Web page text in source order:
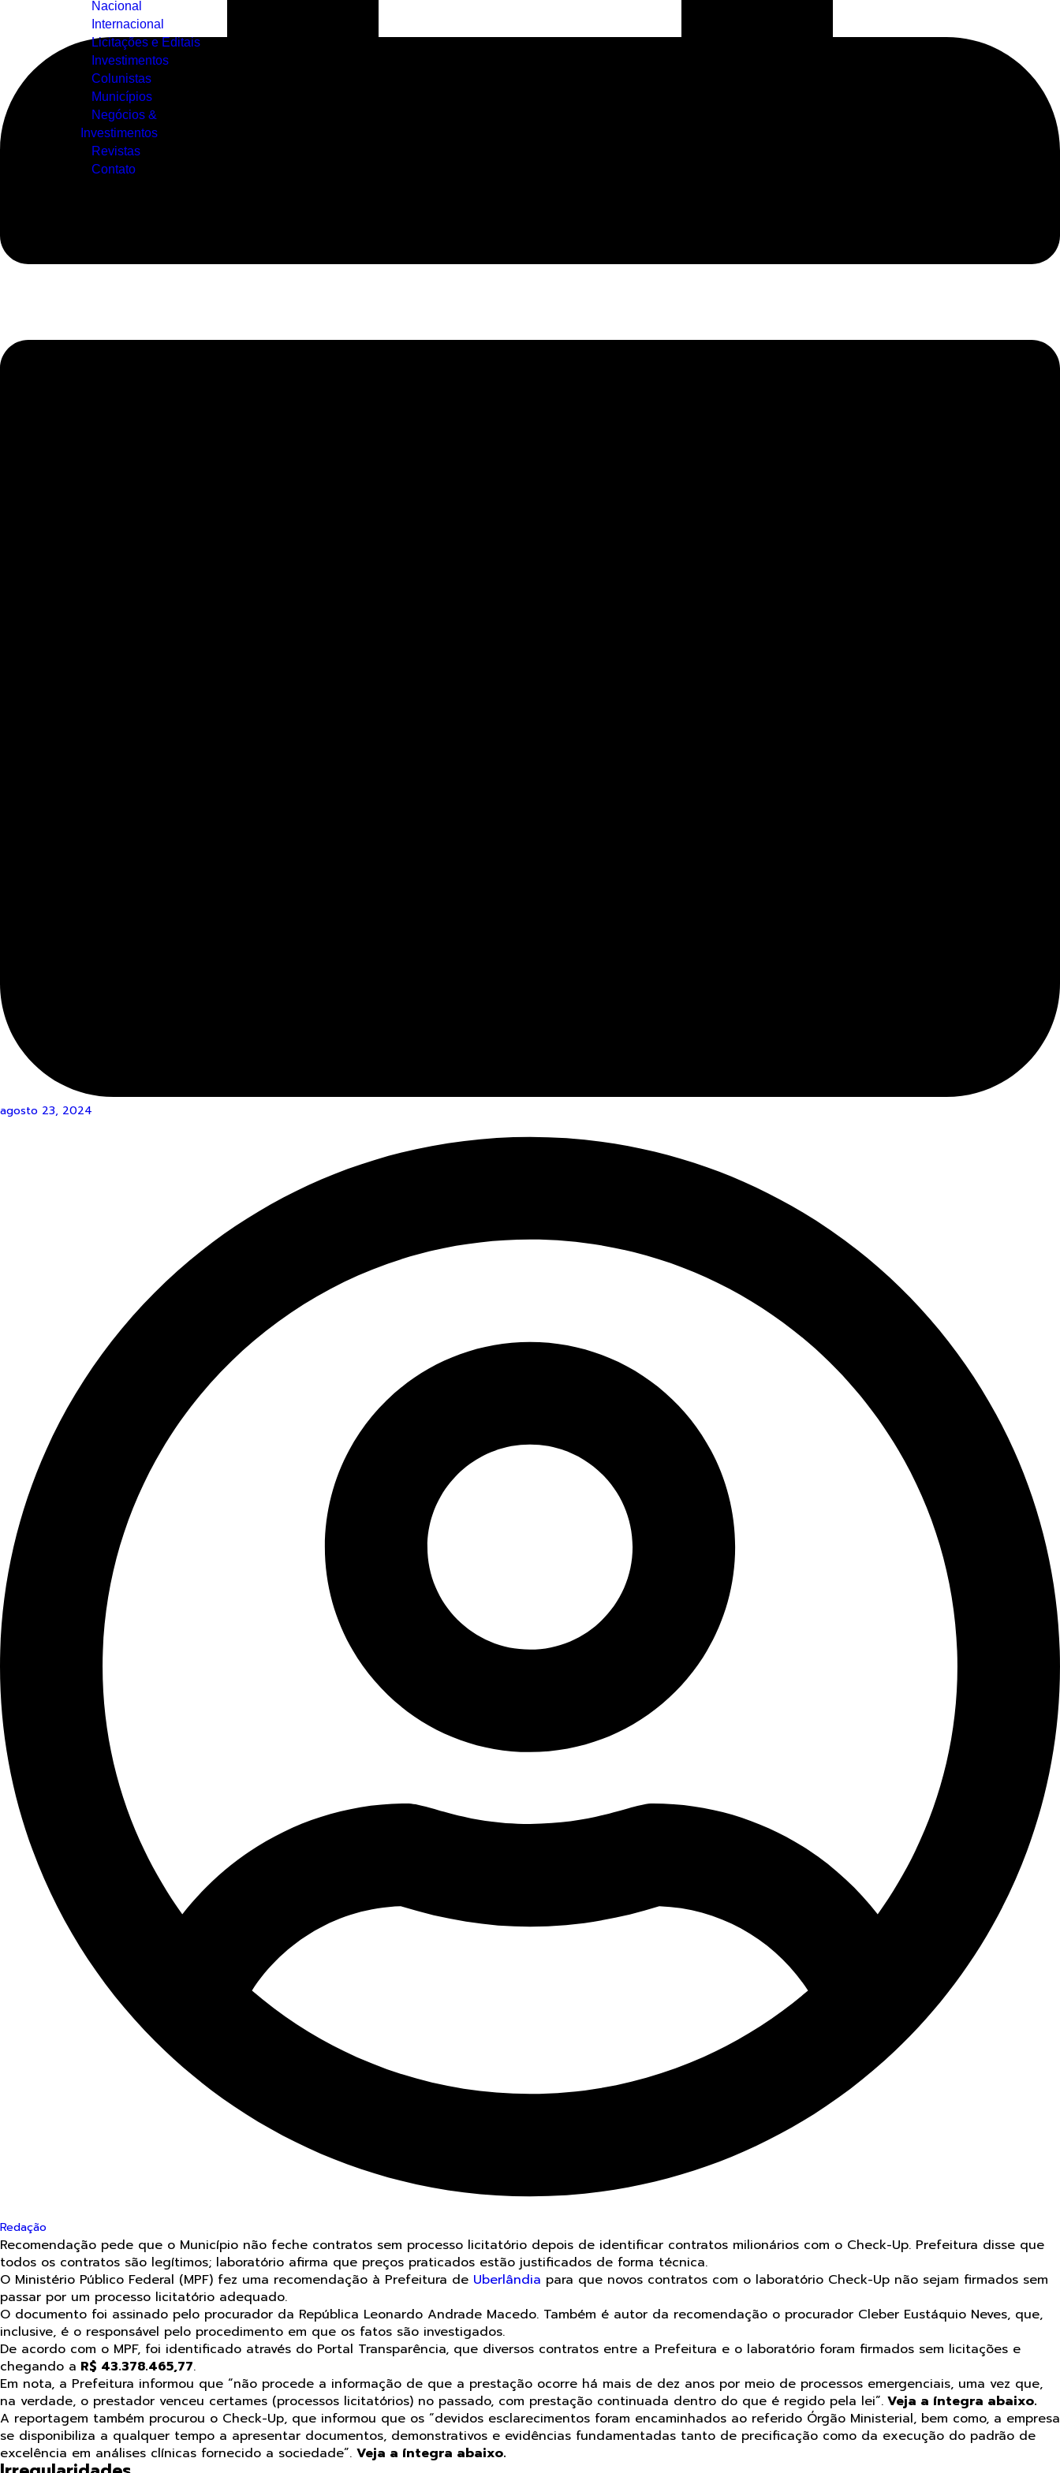
Nacional
Internacional
Licitações e Editais
Investimentos
Colunistas
Municípios
Negócios &
Investimentos
Revistas
Contato
agosto 23, 2024
Redação
Recomendação pede que o Município não feche contratos sem processo licitatório depois de identificar contratos milionários com o Check-Up. Prefeitura disse que
todos os contratos são legítimos; laboratório afirma que preços praticados estão justificados de forma técnica.
O Ministério Público Federal (MPF) fez uma recomendação à Prefeitura de Uberlândia para que novos contratos com o laboratório Check-Up não sejam firmados sem
passar por um processo licitatório adequado.
O documento foi assinado pelo procurador da República Leonardo Andrade Macedo. Também é autor da recomendação o procurador Cleber Eustáquio Neves, que,
inclusive, é o responsável pelo procedimento em que os fatos são investigados.
De acordo com o MPF, foi identificado através do Portal Transparência, que diversos contratos entre a Prefeitura e o laboratório foram firmados sem licitações e
chegando a R$ 43.378.465,77.
Em nota, a Prefeitura informou que “não procede a informação de que a prestação ocorre há mais de dez anos por meio de processos emergenciais, uma vez que,
na verdade, o prestador venceu certames (processos licitatórios) no passado, com prestação continuada dentro do que é regido pela lei”. Veja a íntegra abaixo.
A reportagem também procurou o Check-Up, que informou que os “devidos esclarecimentos foram encaminhados ao referido Órgão Ministerial, bem como, a empresa
se disponibiliza a qualquer tempo a apresentar documentos, demonstrativos e evidências fundamentadas tanto de precificação como da execução do padrão de
excelência em análises clínicas fornecido a sociedade”. Veja a íntegra abaixo.